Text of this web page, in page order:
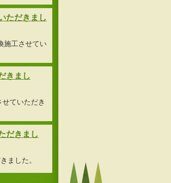
ただきまし
施工させてい
きまし
せていただき
だきまし
ました。